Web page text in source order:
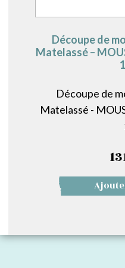
Découpe de
Matelassé –
Découpe de
Matelassé -